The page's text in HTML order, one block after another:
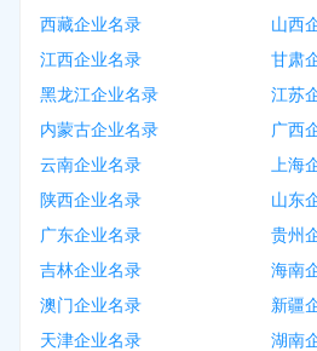
西藏企业名录
山西
江西企业名录
甘肃
黑龙江企业名录
江苏
内蒙古企业名录
广西
云南企业名录
上海
陕西企业名录
山东
广东企业名录
贵州
吉林企业名录
海南
澳门企业名录
新疆
天津企业名录
湖南